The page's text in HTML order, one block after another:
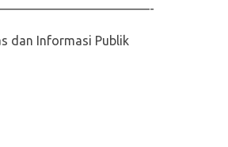
dan Informasi Publik